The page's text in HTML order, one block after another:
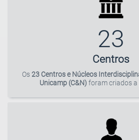
23
Centros
Os23 Centros e Núcleos
Unicamp (C&N) foram criados